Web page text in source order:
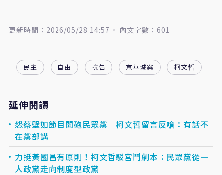
更新時間：2026/05/28 14:57 內文字數：601
民主 自由 抗告 京華城案 柯文哲
延伸閱讀
怨蔡壁如節目開砲民眾黨 柯文哲留言反嗆：有話不
在黨部講
力挺黃國昌有原則！柯文哲駁宮鬥劇本：民眾黨從一
人政黨走向制度型政黨